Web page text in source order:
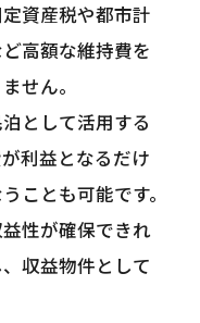
資産税や都市計
高額な維持費を
せん。
として活用する
利益となるだけ
ことも可能です。
性が確保できれ
収益物件として